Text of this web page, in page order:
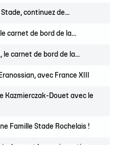
continuez de...
carnet de bord de la...
le carnet de bord de la...
Eranossian, avec France XIII
Kazmierczak-Douet avec le
Famille Stade Rochelais !